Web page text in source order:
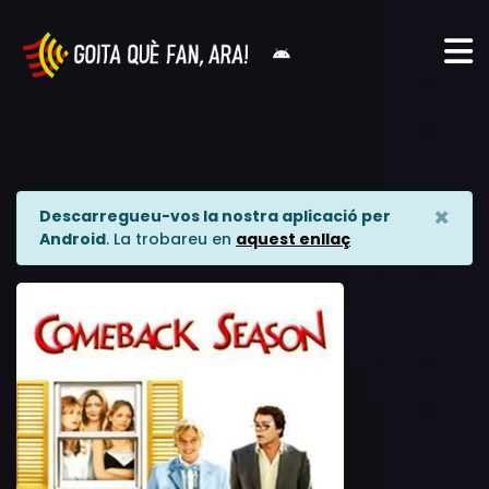
Descarregueu-vos la nostra aplicació per
Android. La trobareu en aquest enllaç
×